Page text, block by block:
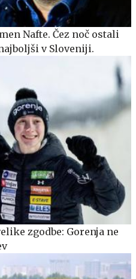
Nafte. Čez noč ostali
v Sloveniji.
zgodbe: Gorenja ne